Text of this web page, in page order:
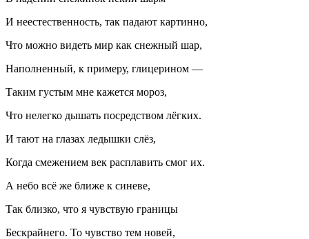
И неестественность, так падают картинно,
Что можно видеть мир как снежный шар,
Наполненный, к примеру, глицерином —
Таким густым мне кажется мороз,
Что нелегко дышать посредством лёгких.
И тают на глазах ледышки слёз,
Когда смежением век расплавить смог их.
А небо всё же ближе к синеве,
Так близко, что я чувствую границы
Бескрайнего. То чувство тем новей,